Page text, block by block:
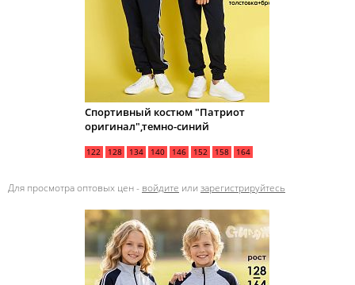
Спортивный костюм "Патриот
оригинал",темно-синий
122 128 134 140 146 152 158 164
Для просмотра оптовых цен - войдите или зарегистрируйтесь